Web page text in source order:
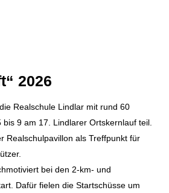
2026
Realschule Lindlar mit rund 60
9 am 17. Lindlarer Ortskernlauf teil.
Realschulpavillon als Treffpunkt für
bei den 2‑km- und
Dafür fielen die Startschüsse um